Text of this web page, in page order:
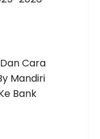
Cara
Mandiri
Bank